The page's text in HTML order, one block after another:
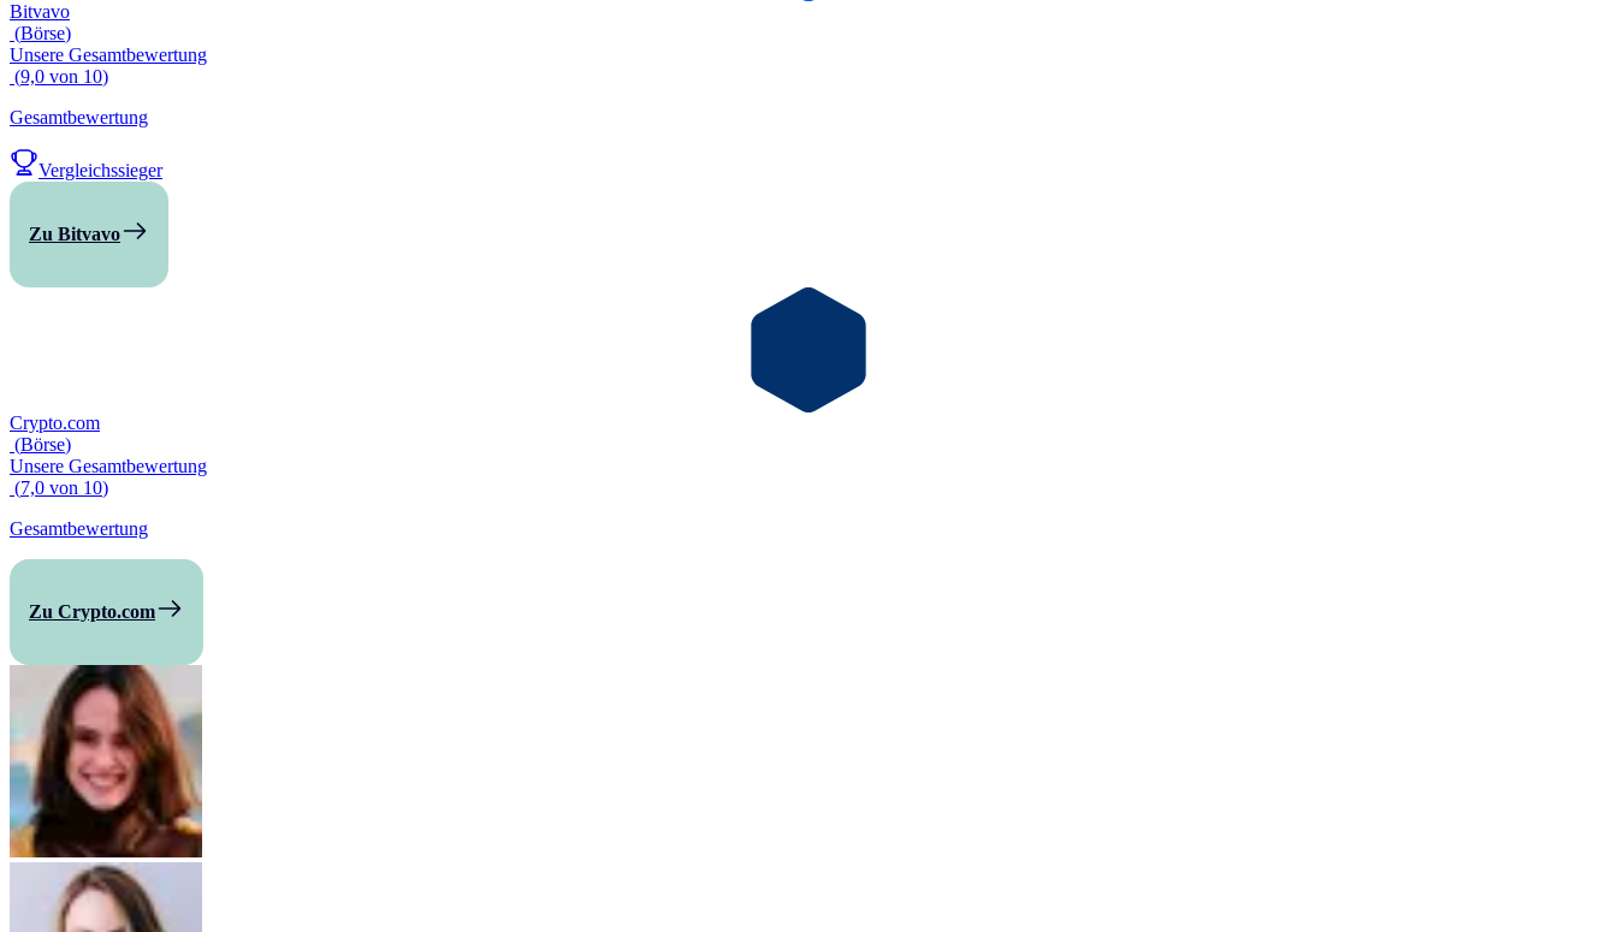
Bitvavo
(Börse)
Unsere Gesamtbewertung
(9,0 von 10)
Gesamtbewertung
Vergleichssieger
Zu Bitvavo
Crypto.com
(Börse)
Unsere Gesamtbewertung
(7,0 von 10)
Gesamtbewertung
Zu Crypto.com